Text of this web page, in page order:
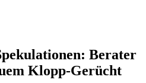
Berater
Klopp-Gerücht